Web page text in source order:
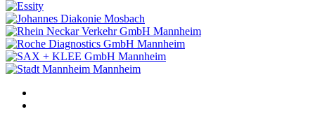
Mosbach
Mannheim
Mannheim
Mannheim
Mannheim